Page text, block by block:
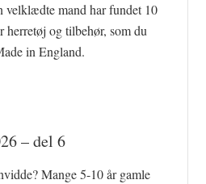
velklædte mand har fundet 10
og tilbehør, som du
in England.
– del 6
Mange 5-10 år gamle